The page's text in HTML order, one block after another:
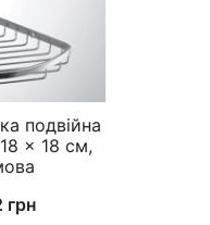
подвійна
x 18 см,
грн